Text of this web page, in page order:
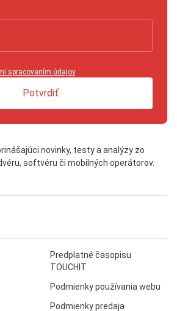
spracovaním údajov.
Potvrdiť
novinky, testy a analýzy zo
softvéru či mobilných operátorov.
Predplatné časopisu
TOUCHIT
Podmienky používania webu
Podmienky predaja